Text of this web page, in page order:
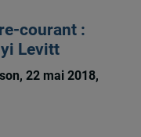
courant :
Levitt
22 mai 2018,